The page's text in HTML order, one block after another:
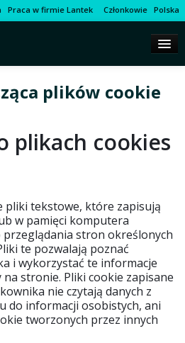
Praca w firmie Lantek Członkowie Polska
plików cookie
plikach cookies
pliki tekstowe, które zapisują
w pamięci komputera
stron określonych
te pozwalają poznać
i wykorzystać te informacje
stronie. Pliki cookie zapisane
nie czytają danych z
do informacji osobistych, ani
tworzonych przez innych